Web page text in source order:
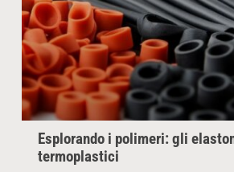
Esplorando i polimeri: gli
termoplastici